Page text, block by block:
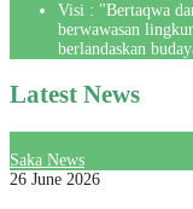
Visi : "Bertaqwa
berwawasan
berlandaskan
Latest News
Saka News
26 June 2026